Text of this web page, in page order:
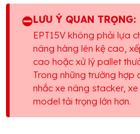
⛔LƯU Ý QUAN TRỌNG:
EPT15V không phải lựa
nâng hàng lên kệ cao,
cao hoặc xử lý pallet
Trong những trường hợp
nhắc xe nâng stacker,
model tải trọng lớn hơn.